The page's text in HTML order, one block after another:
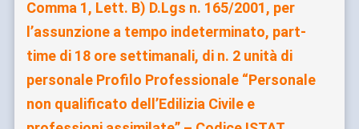
Comma 1, Lett. B) D.Lgs n. 165/2001, per
l’assunzione a tempo indeterminato, part-
time di 18 ore settimanali, di n. 2 unità di
personale Profilo Professionale “Personale
non qualificato dell’Edilizia Civile e